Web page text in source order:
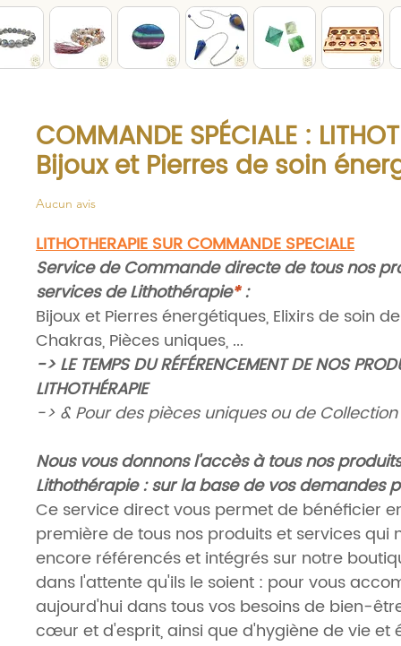
COMMANDE SPÉCIALE :
Bijoux et Pierres de soin
Aucun avis
LITHOTHERAPIE SUR COMMANDE SPECIALE
Service de Commande directe de tous nos
services de Lithothérapie*:
Bijoux et Pierres énergétiques, Elixirs de soin
Chakras, Pièces uniques, ...
-> LE TEMPS DU RÉFÉRENCEMENT DE NOS
LITHOTHÉRAPIE
-> & Pour des pièces uniques ou de Collection
Nous vous donnons l'accès à tous nos
Lithothérapie : sur la base de vos demandes
Ce service direct vous permet de bénéficier
première de tous nos produits et services qui
encore référencés et intégrés sur notre
dans l'attente qu'ils le soient : pour vous
aujourd'hui dans tous vos besoins de bien-
cœur et d'esprit, ainsi que d'hygiène de vie et